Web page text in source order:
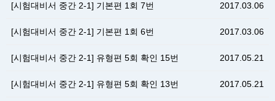
2017.03.06
[시험대비서 중간 2-1] 기본편 1회 7번
2017.03.06
[시험대비서 중간 2-1] 기본편 1회 6번
2017.05.21
[시험대비서 중간 2-1] 유형편 5회 확인 15번
2017.05.21
[시험대비서 중간 2-1] 유형편 5회 확인 13번